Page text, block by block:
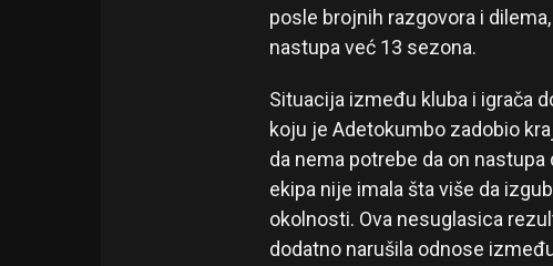
posle brojnih razgovora i
nastupa već 13 sezona.
Situacija između kluba i igrača
koju je Adetokumbo zadobio
da nema potrebe da on
ekipa nije imala šta više da
okolnosti. Ova nesuglasica
dodatno narušila odnose